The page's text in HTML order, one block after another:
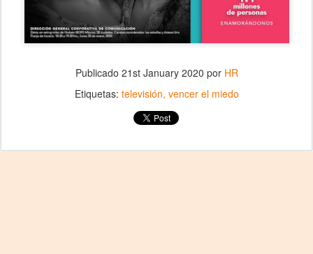
Publicado 21st January 2020 por HR
Etiquetas: televisión vencer el miedo